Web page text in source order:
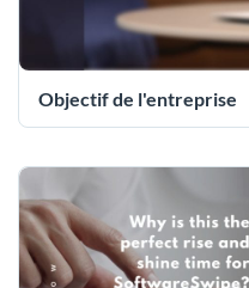
Objectif de l'entreprise